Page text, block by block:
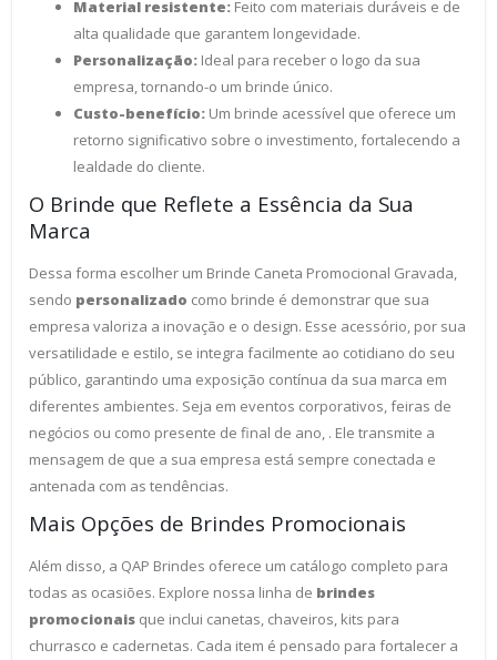
Material resistente: Feito com materiais duráveis e de
alta qualidade que garantem longevidade.
Personalização: Ideal para receber o logo da sua
empresa, tornando-o um brinde único.
Custo-benefício: Um brinde acessível que oferece um
retorno significativo sobre o investimento, fortalecendo a
lealdade do cliente.
O Brinde que Reflete a Essência da Sua
Marca
Dessa forma escolher um Brinde Caneta Promocional Gravada,
sendo personalizado como brinde é demonstrar que sua
empresa valoriza a inovação e o design. Esse acessório, por sua
versatilidade e estilo, se integra facilmente ao cotidiano do seu
público, garantindo uma exposição contínua da sua marca em
diferentes ambientes. Seja em eventos corporativos, feiras de
negócios ou como presente de final de ano, . Ele transmite a
mensagem de que a sua empresa está sempre conectada e
antenada com as tendências.
Mais Opções de Brindes Promocionais
Além disso, a QAP Brindes oferece um catálogo completo para
todas as ocasiões. Explore nossa linha de brindes
promocionais que inclui canetas, chaveiros, kits para
churrasco e cadernetas. Cada item é pensado para fortalecer a